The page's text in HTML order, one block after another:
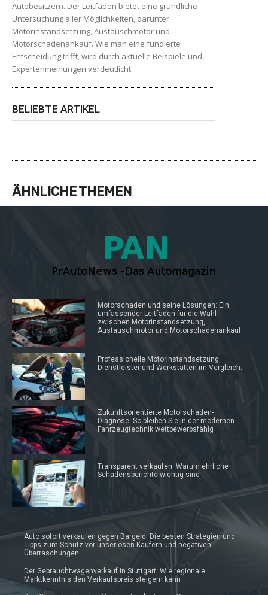
Autobesitzern. Der Leitfaden bietet eine gründliche
Untersuchung aller Möglichkeiten, darunter
Motorinstandsetzung, Austauschmotor und
Motorschadenankauf. Wie man eine fundierte
Entscheidung trifft, wird durch aktuelle Beispiele und
Expertenmeinungen verdeutlicht.
BELIEBTE ARTIKEL
ÄHNLICHE THEMEN
Motorschaden und seine Lösungen: Ein
umfassender Leitfaden für die Wahl
zwischen Motorinstandsetzung,
Austauschmotor und Motorschadenankauf
Professionelle Motorinstandsetzung:
Dienstleister und Werkstätten im Vergleich.
Zukunftsorientierte Motorschaden-
Diagnose: So bleiben Sie in der modernen
Fahrzeugtechnik wettbewerbsfähig
Transparent verkaufen: Warum ehrliche
Schadensberichte wichtig sind
Auto sofort verkaufen gegen Bargeld: Die besten Strategien und
Tipps zum Schutz vor unseriösen Käufern und negativen
Überraschungen
Der Gebrauchtwagenverkauf in Stuttgart: Wie regionale
Marktkenntnis den Verkaufspreis steigern kann